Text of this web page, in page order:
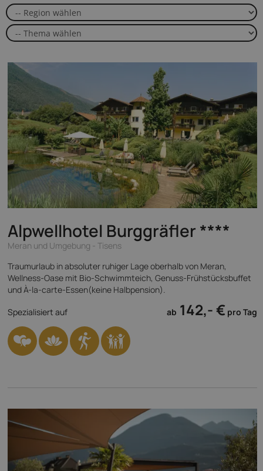
Alpwellhotel Burggräfler ****
Meran und Umgebung - Tisens
Traumurlaub in absoluter ruhiger Lage oberhalb von Meran,
Wellness-Oase mit Bio-Schwimmteich, Genuss-Frühstücksbuffet
und À-la-carte-Essen(keine Halbpension).
Spezialisiert auf
ab 142,- € pro Tag